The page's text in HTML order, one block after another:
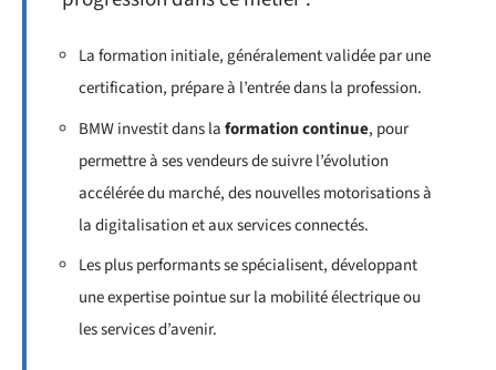
La formation initiale, généralement validée par une
certification, prépare à l’entrée dans la profession.
BMW investit dans laformation continue, pour
permettre à ses vendeurs de suivre l’évolution
accélérée du marché, des nouvelles motorisations à
la digitalisation et aux services connectés.
Les plus performants se spécialisent, développant
une expertise pointue sur la mobilité électrique ou
les services d’avenir.